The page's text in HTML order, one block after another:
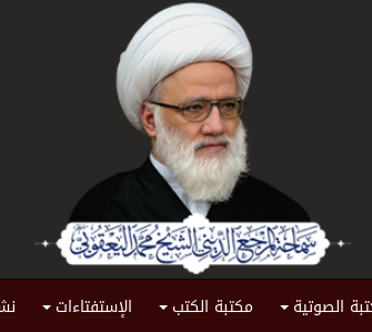
الصوتية مكتبة الكتب الإستفتاءات